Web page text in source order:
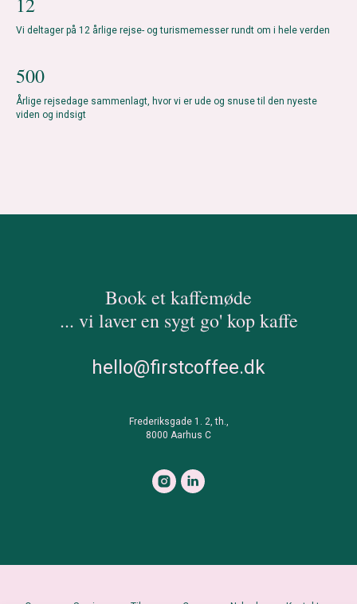
Vi deltager på 12 årlige rejse- og turismemesser rundt om i hele verden
500
Årlige rejsedage sammenlagt, hvor vi er ude og snuse til den nyeste
viden og indsigt
Book et kaffemøde
... vi laver en sygt go' kop kaffe
hello@firstcoffee.dk
Frederiksgade 1. 2, th.,
8000 Aarhus C